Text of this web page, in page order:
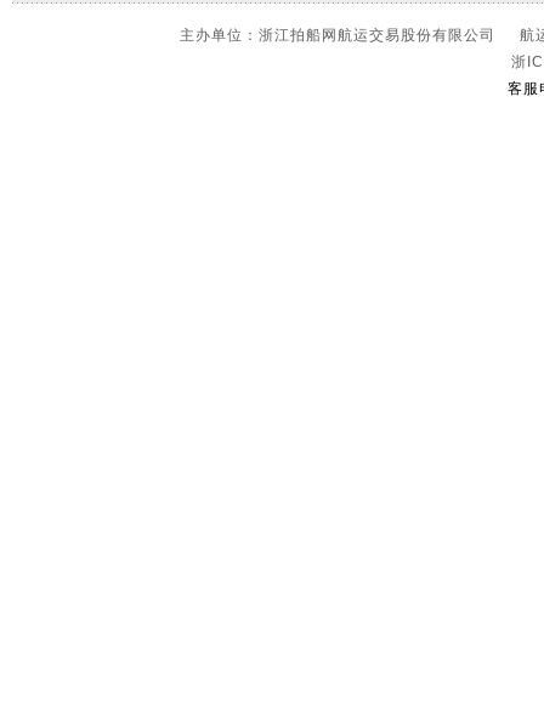
主办单位：浙江拍船网航运交易股份有限公司
浙
客服